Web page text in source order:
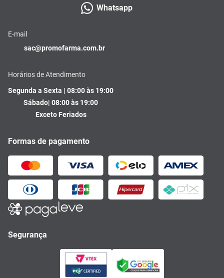
Whatsapp
E-mail
sac@promofarma.com.br
Horários de Atendimento
Segunda a Sexta | 08:00 às 19:00
Sábado| 08:00 às 19:00
Exceto Feriados
Formas de pagamento
Segurança